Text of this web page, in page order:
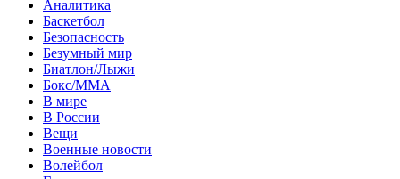
Аналитика
Баскетбол
Безопасность
Безумный мир
Биатлон/Лыжи
Бокс/MMA
В мире
В России
Вещи
Военные новости
Волейбол